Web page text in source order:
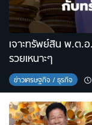
เจาะทรัพย์สิน พ.ต.
รวยเหนาะๆ
ข่าวเศรษฐกิจ / ธุรกิจ